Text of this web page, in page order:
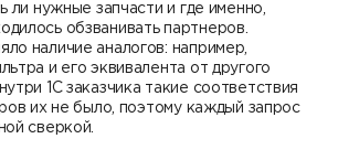
ли нужные запчасти и где именно,
обзванивать партнеров.
наличие аналогов: например,
и его эквивалента от другого
1С заказчика такие соответствия
их не было, поэтому каждый запрос
сверкой.